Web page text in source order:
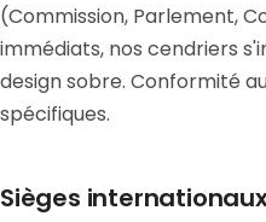
(Commission, Parlement,
immédiats, nos cendriers
design sobre. Conformité
spécifiques.
Sièges